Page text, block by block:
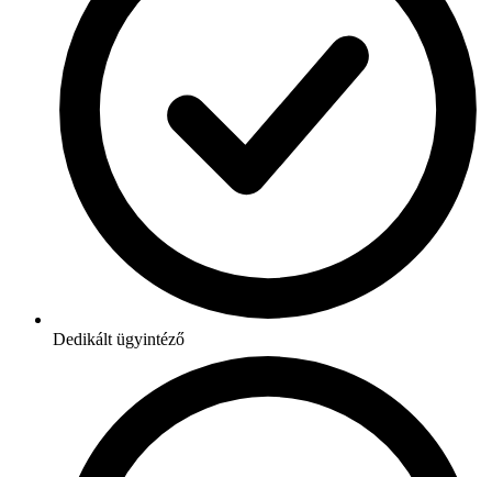
Dedikált ügyintéző